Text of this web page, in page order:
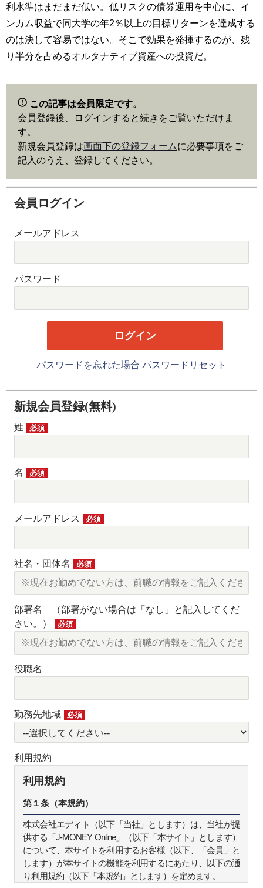
利水準はまだまだ低い。低リスクの債券運用を中心に、イ
ンカム収益で同大学の年2％以上の目標リターンを達成する
のは決して容易ではない。そこで効果を発揮するのが、残
り半分を占めるオルタナティブ資産への投資だ。
この記事は会員限定です。
会員登録後、ログインすると続きをご覧いただけま
す。
新規会員登録は画面下の登録フォームに必要事項をご
記入のうえ、登録してください。
会員ログイン
メールアドレス
パスワード
パスワードを忘れた場合 パスワードリセット
新規会員登録(無料)
姓 必須
名 必須
メールアドレス 必須
社名・団体名 必須
部署名 （部署がない場合は「なし」と記入してくだ
さい。）
必須
役職名
勤務先地域 必須
利用規約
利用規約
第１条（本規約）
株式会社エディト（以下「当社」とします）は、当社が提
供する「J-MONEY Online」（以下「本サイト」とします）
について、本サイトを利用するお客様（以下、「会員」と
します）が本サイトの機能を利用するにあたり、以下の通
り利用規約（以下「本規約」とします）を定めます。